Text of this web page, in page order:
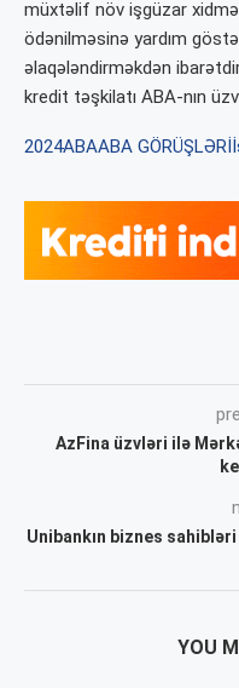
müxtəlif növ işgüzar
ödənilməsinə yardım
əlaqələndirməkdən
kredit təşkilatı ABA-nın
2024ABAABA GÖRÜŞLƏRİ
AzFina üzvləri ilə
Unibankın biznes
YOU